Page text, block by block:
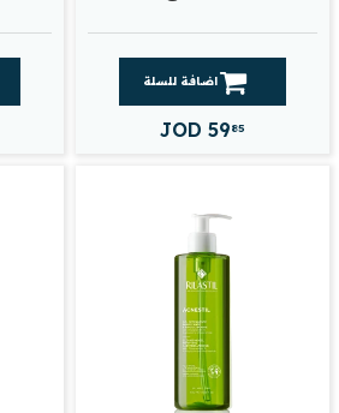
اضافة للسلة
JOD 5985